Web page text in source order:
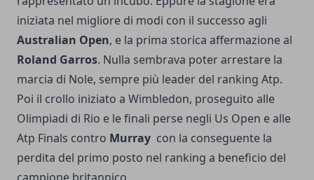
iniziata nel migliore di modi con il successo agli
Australian Open, e la prima storica affermazione al
Roland Garros. Nulla sembrava poter arrestare la
marcia di Nole, sempre più leader del ranking Atp.
Poi il crollo iniziato a Wimbledon, proseguito alle
Olimpiadi di Rio e le finali perse negli Us Open e alle
Atp Finals contro Murray con la conseguente la
perdita del primo posto nel ranking a beneficio del